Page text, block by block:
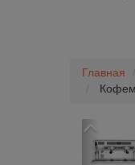
Главная